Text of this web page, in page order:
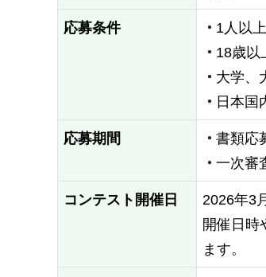
応募条件
1人以
18歳以
大学、
日本国
応募期間
書類応
一次審
コンテスト開催日
2026年3
開催日時
ます。